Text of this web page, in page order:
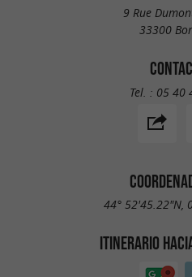
9 Rue
33300
Tel. : 05 40
44° 52'45.22"N,
ITINERARIO